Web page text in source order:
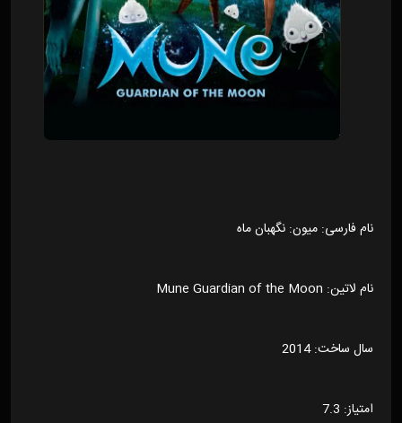
نام فارسی: میون: نگهبان ماه
نام لاتین: Mune Guardian of the Moon
سال ساخت: 2014
امتیاز: 7.3